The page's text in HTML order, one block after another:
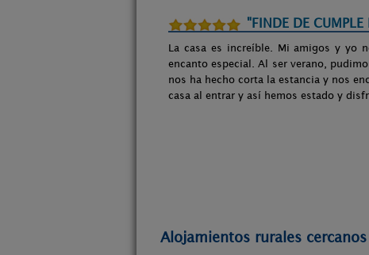
"FINDE DE
La casa es increíble. Mi amigos y yo
encanto especial. Al ser verano,
nos ha hecho corta la estancia y nos
casa al entrar y así hemos estado y
Alojamientos rurales cercanos